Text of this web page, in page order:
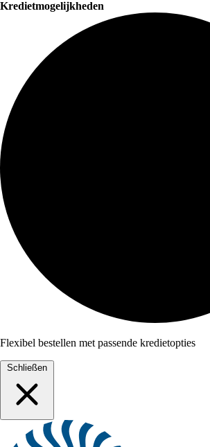
Kredietmogelijkheden
Flexibel bestellen met passende kredietopties
Schließen